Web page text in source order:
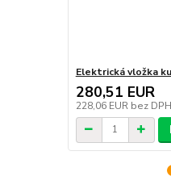
Elektrická vložka
280,51 EUR
228,06 EUR bez DPH